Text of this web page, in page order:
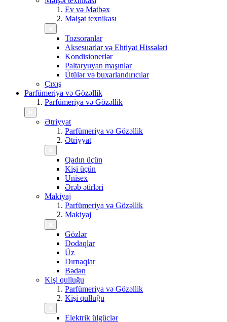
Ev və Mətbəx
Məişət texnikası
Tozsoranlar
Aksesuarlar və Ehtiyat Hissələri
Kondisionerlər
Paltaryuyan maşınlar
Ütülər və buxarlandırıcılar
Çıxış
Parfümeriya və Gözəllik
Parfümeriya və Gözəllik
Ətriyyat
Parfümeriya və Gözəllik
Ətriyyat
Qadın üçün
Kişi üçün
Unisex
Ərəb ətirləri
Makiyaj
Parfümeriya və Gözəllik
Makiyaj
Gözlər
Dodaqlar
Üz
Dırnaqlar
Bədən
Kişi qulluğu
Parfümeriya və Gözəllik
Kişi qulluğu
Elektrik ülgüclər